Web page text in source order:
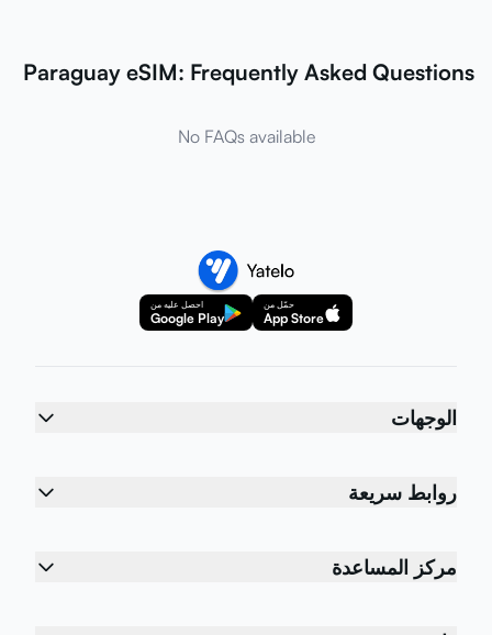
Paraguay eSIM: Frequently Asked Questions
No FAQs available
حمّل من
App Store
احصل عليه من
Google Play
الوجهات
روابط سريعة
مركز المساعدة